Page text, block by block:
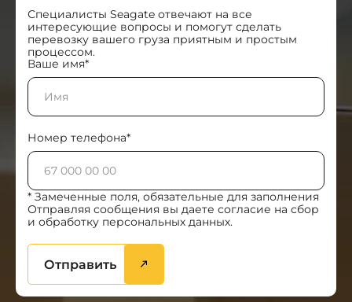
Специалисты Seagate отвечают на все
интересующие вопросы и помогут сделать
перевозку вашего груза приятным и простым
процессом.
Ваше имя*
Номер телефона*
* Замеченные поля, обязательные для заполнения
Отправляя сообщения вы даете согласие на сбор
и обработку персональных данных.
Отправить